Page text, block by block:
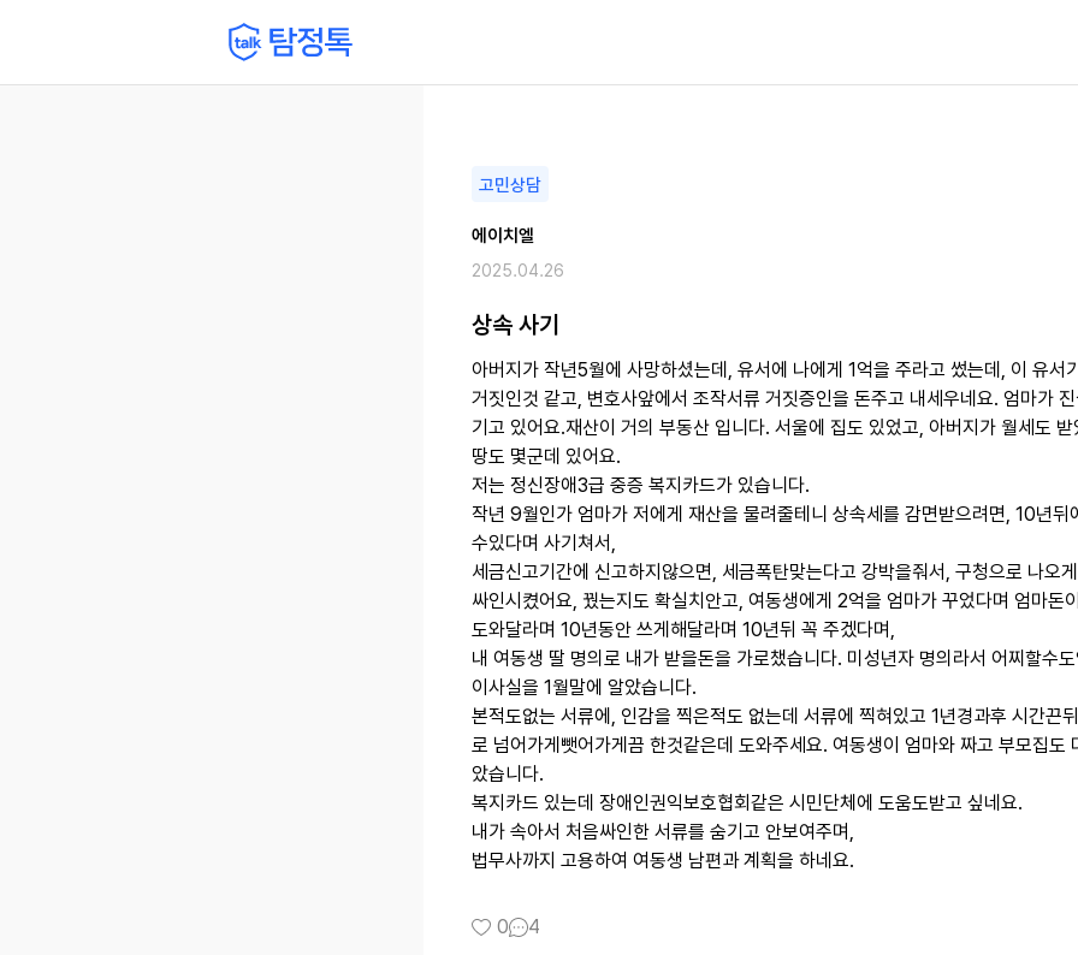
고민상담
에이치엘
2025.04.26
상속 사기
아버지가 작년5월에 사망하셨는데, 유서에 나에게 1억을 주라고 썼는데, 이 유서
거짓인것 같고, 변호사앞에서 조작서류 거짓증인을 돈주고 내세우네요. 엄마가
기고 있어요.재산이 거의 부동산 입니다. 서울에 집도 있었고, 아버지가 월세도
땅도 몇군데 있어요.
저는 정신장애3급 중증 복지카드가 있습니다.
작년 9월인가 엄마가 저에게 재산을 물려줄테니 상속세를 감면받으려면, 10년뒤
수있다며 사기쳐서,
세금신고기간에 신고하지않으면, 세금폭탄맞는다고 강박을줘서, 구청으로 나오
싸인시켰어요, 꿨는지도 확실치안고, 여동생에게 2억을 엄마가 꾸었다며 엄마돈
도와달라며 10년동안 쓰게해달라며 10년뒤 꼭 주겠다며,
내 여동생 딸 명의로 내가 받을돈을 가로챘습니다. 미성년자 명의라서 어찌할수
이사실을 1월말에 알았습니다.
본적도없는 서류에, 인감을 찍은적도 없는데 서류에 찍혀있고 1년경과후 시간끈
로 넘어가게뺏어가게끔 한것같은데 도와주세요. 여동생이 엄마와 짜고 부모집도
았습니다.
복지카드 있는데 장애인권익보호협회같은 시민단체에 도움도받고 싶네요.
내가 속아서 처음싸인한 서류를 숨기고 안보여주며,
0 4